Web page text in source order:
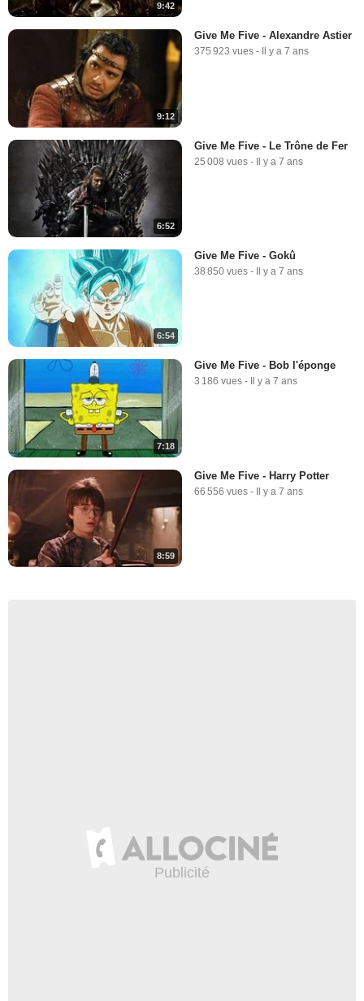
9:42
9:12
Give Me Five - Alexandre Astier
375 923 vues - Il y a 7 ans
6:52
Give Me Five - Le Trône de Fer
25 008 vues - Il y a 7 ans
6:54
Give Me Five - Gokû
38 850 vues - Il y a 7 ans
7:18
Give Me Five - Bob l'éponge
3 186 vues - Il y a 7 ans
8:59
Give Me Five - Harry Potter
66 556 vues - Il y a 7 ans